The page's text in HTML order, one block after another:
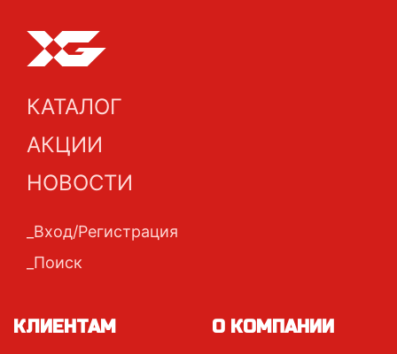
КАТАЛОГ
АКЦИИ
НОВОСТИ
Вход/Регистрация
Поиск
КЛИЕНТАМ О КОМПАНИИ